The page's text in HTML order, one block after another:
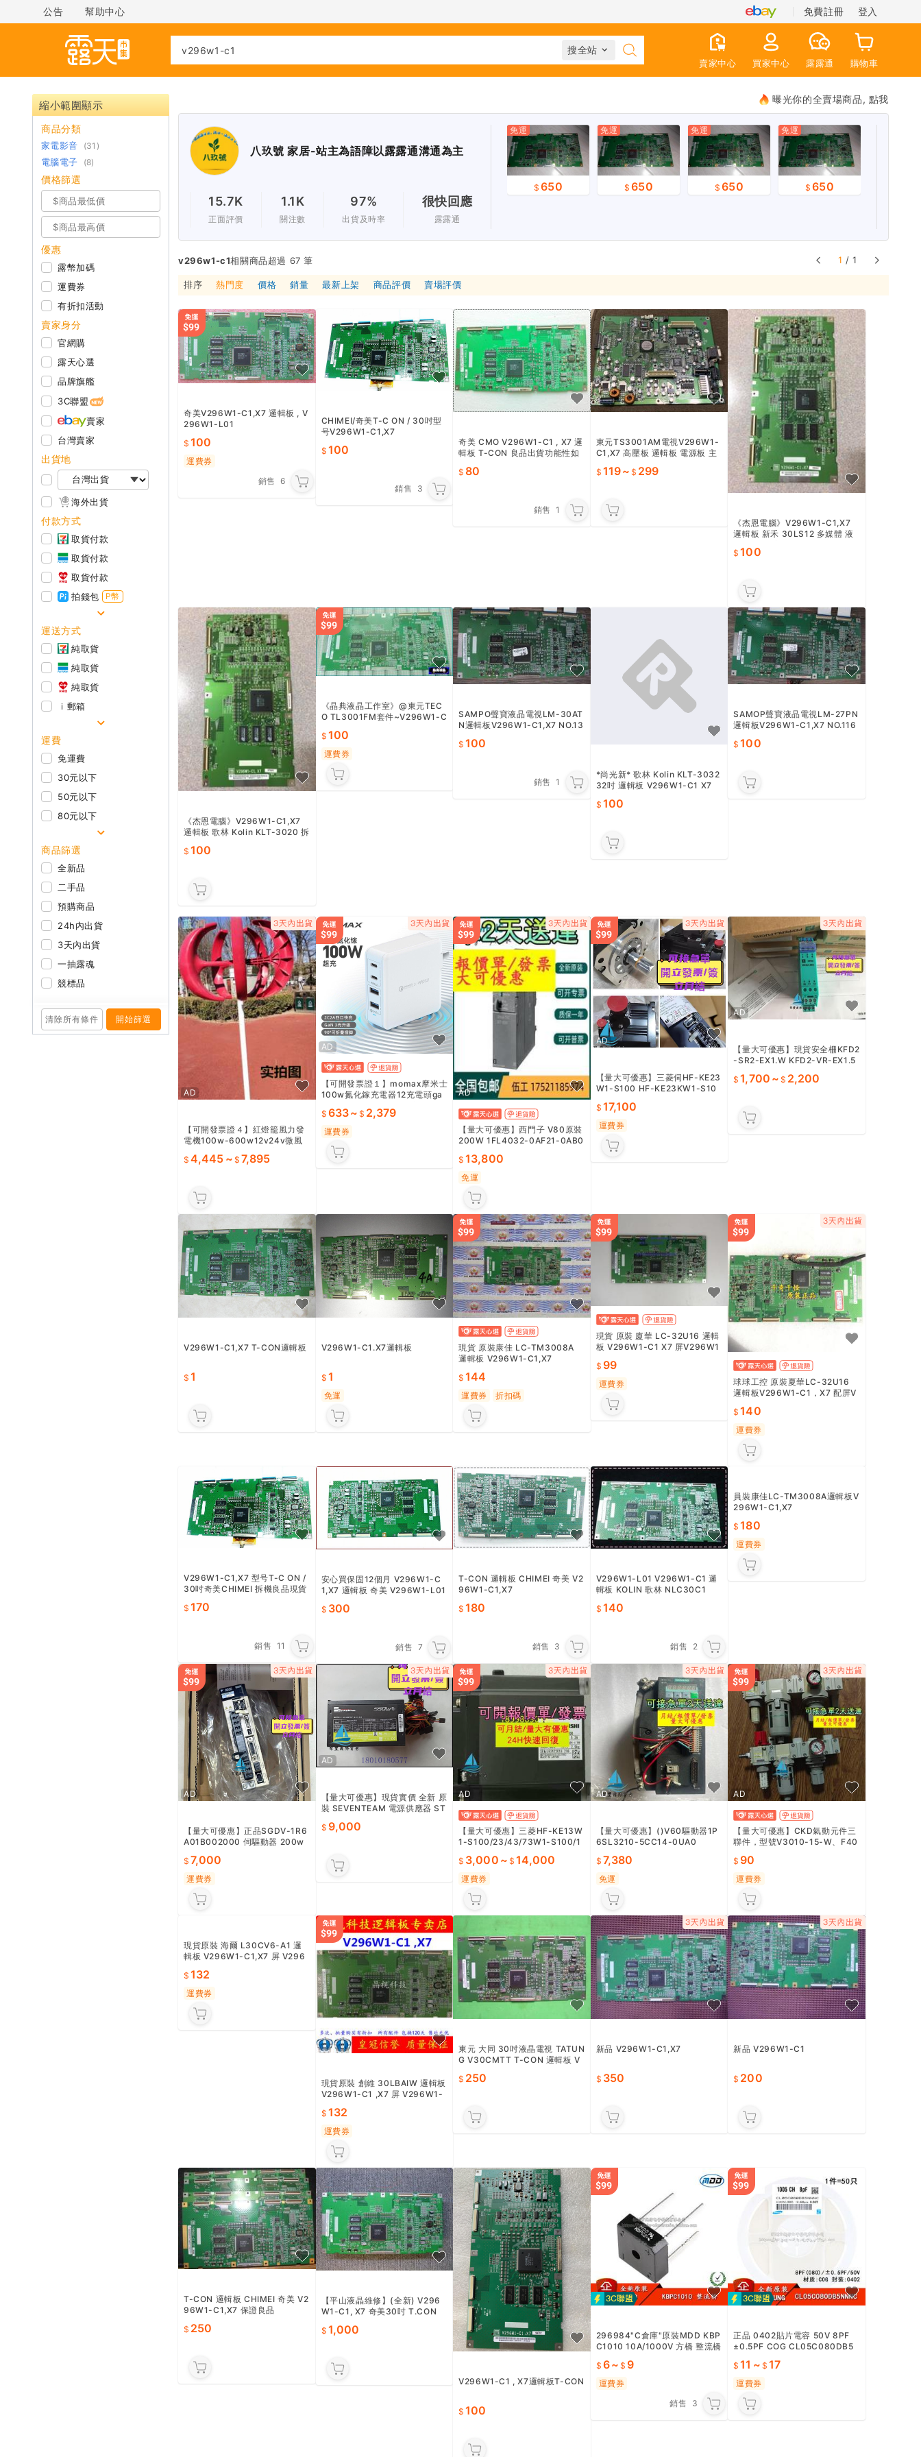
公告 幫助中心 免費註冊 登入
賣家中心 買家中心 露露通 購物車
縮小範圍顯示
商品分類
家電影音 (31)
電腦電子 (8)
價格篩選
優惠
露幣加碼
運費券
有折扣活動
賣家身分
官網購
露天心選
品牌旗艦
3C聯盟
賣家
台灣賣家
出貨地
海外出貨
付款方式
取貨付款
取貨付款
取貨付款
拍錢包
P幣
運送方式
純取貨
純取貨
純取貨
ｉ郵箱
運費
免運費
30元以下
50元以下
80元以下
商品篩選
全新品
二手品
預購商品
24h內出貨
3天內出貨
一抽露魂
競標品
清除所有條件 開始篩選
曝光你的全賣場商品, 點我
八玖號 家居-站主為語障以露露通溝通為主
15.7K
正面評價
1.1K
關注數
97%
出貨及時率
很快回應
露露通
免運
650
免運
650
免運
650
免運
650
v296w1-c1相關商品超過 67 筆 1 / 1
排序 熱門度 價格 銷量 最新上架 商品評價 賣場評價
奇美V296W1-C1,X7 邏輯板 , V
296W1-L01
100
運費券
銷售
6
CHIMEI/奇美T-C ON / 30吋型
号V296W1-C1,X7
100
銷售 3
奇美 CMO V296W1-C1 , X7 邏
輯板 T-CON 良品出貨功能性如
80
銷售 1
東元TS3001AM電視V296W1-
C1,X7 高壓板 邏輯板 電源板 主
119~ 299
《杰恩電腦》V296W1-C1,X7
邏輯板 新禾 30LS12 多媒體 液
維修
100
《杰恩電腦》V296W1-C1,X7
邏輯板 歌林 Kolin KLT-3020 拆
100
《晶典液晶工作室》@東元TEC
O TL3001FM套件~V296W1-C
100
運費券
SAMPO聲寶液晶電視LM-30AT
N邏輯板V296W1-C1,X7 NO.13
100
銷售 1
*尚光新* 歌林 Kolin KLT-3032
32吋 邏輯板 V296W1-C1 X7
100
SAMOP聲寶液晶電視LM-27PN
邏輯板V296W1-C1,X7 NO.116
100
AD
【可開發票證４】紅燈籠風力發
電機100w-600w12v24v微風
4,445 ~ 7,895
AD
【可開發票證１】momax摩米士
100w氮化鎵充電器12充電頭ga
633~ 2,379
運費券
AD
【量大可優惠】西門子 V80原裝
200W 1FL4032-0AF21-0AB0
13,800
免運
AD
【量大可優惠】三菱伺HF-KE23
W1-S100 HF-KE23KW1-S10
17,100
運費券
AD
【量大可優惠】現貨安全柵KFD2
-SR2-EX1.W KFD2-VR-EX1.5
1,700 ~ 2,200
V296W1-C1,X7 T-CON邏輯板
1
V296W1-C1.X7邏輯板
1
免運
現貨 原裝康佳 LC-TM3008A
邏輯板 V296W1-C1,X7
144
運費券 折扣碼
現貨 原裝 廈華 LC-32U16 邏輯
板 V296W1-C1 X7 屏V296W1
99
運費券
球球工控 原裝夏華LC-32U16
邏輯板V296W1-C1，X7 配屏V
140
運費券
V296W1-C1,X7 型号T-C ON /
30吋奇美CHIMEI 拆機良品現貨
170
銷售 11
安心買保固12個月 V296W1-C
1,X7 邏輯板 奇美 V296W1-L01
300
銷售 7
T-CON 邏輯板 CHIMEI 奇美 V2
96W1-C1,X7
180
銷售 3
V296W1-L01 V296W1-C1 邏
輯板 KOLIN 歌林 NLC30C1
140
銷售 2
A01B002000 伺驅動器 200w
正品原裝伺SGMJV-08AD
7,000
運費券
裝 SEVENTEAM 電源供應器 ST
AD
1-S100/23/43/73W1-S100/1
3B/23B/43B/73BW1-S1
3,000
運費券
6SL3210-5CC14-0UA0
7,380
免運
AD
聯件，型號V3010-15-W、F40
00-15-W-Z、R3100-10-W-T
8，二手
90
運費券
V296W1-C1 ,X7 屏 V296W1-
L14
132
運費券
G V30CMTT T-CON 邏輯板 V
96W1-C1,X7 保證良品
W1-C1, X7 奇美30吋 T.CON
C1010 10A/1000V 方橋 整流橋
堆 矽橋式整流器 W2-1 [296
6~
±0.5PF COG CL05C080DB5
NNNC 50只 W2-1 [296
11~
運費券